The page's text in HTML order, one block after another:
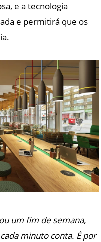
e a tecnologia
e permitirá que os
um fim de semana,
minuto conta. É por